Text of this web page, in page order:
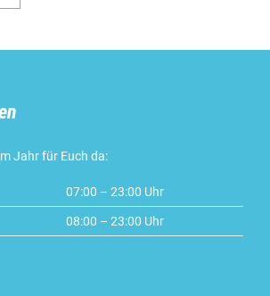
Jahr für Euch da:
07:00 – 23:00 Uhr
08:00 – 23:00 Uhr